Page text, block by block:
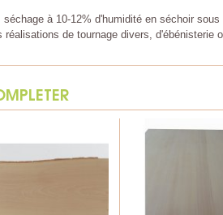
séchage à 10-12% d'humidité en séchoir
réalisations de tournage divers, d'ébénisterie